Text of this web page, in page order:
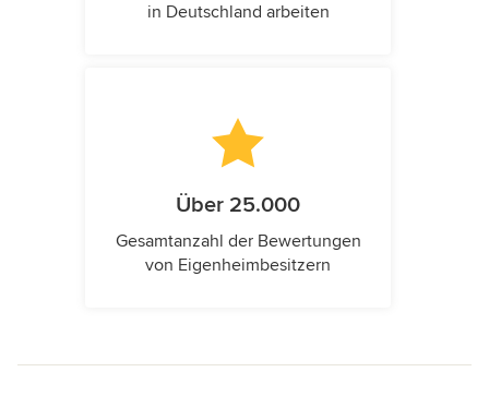
in Deutschland arbeiten
Über 25.000
Gesamtanzahl der Bewertungen
von Eigenheimbesitzern